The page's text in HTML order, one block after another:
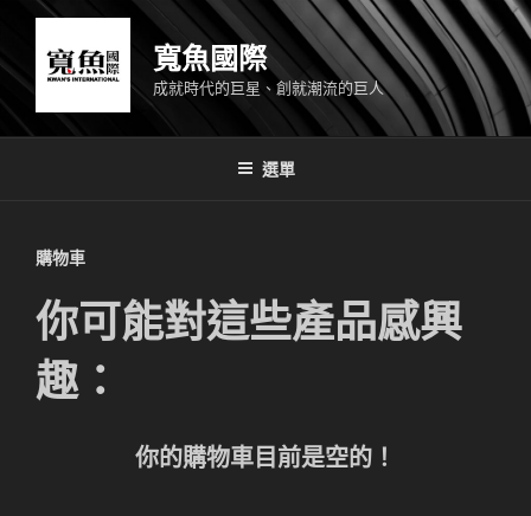
主
寬魚國際
成就時代的巨星、創就潮流的巨人
選單
購物車
你可能對這些產品感興
趣：
你的購物車目前是空的！